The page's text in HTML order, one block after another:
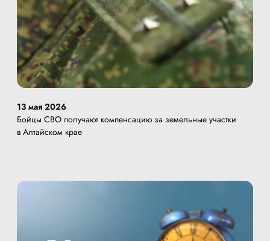
13 мая 2026
Бойцы СВО получают компенсацию за земельные участки
в Алтайском крае